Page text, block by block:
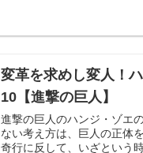
変革を求めし変人！
10【進撃の巨人】
進撃の巨人のハンジ・ゾエ
ない考え方は、巨人の正体
奇行に反して、いざという